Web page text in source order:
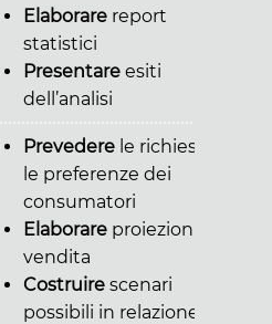
Elaborare report
statistici
Presentare esiti
dell’analisi
Prevedere le richieste e
le preferenze dei
consumatori
Elaborare proiezioni di
vendita
Costruire scenari
possibili in relazione